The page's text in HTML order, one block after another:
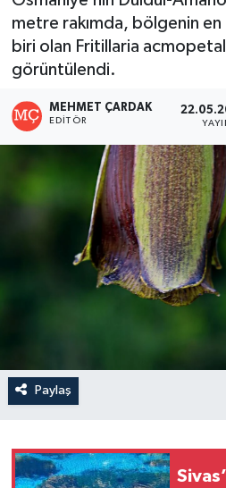
metre rakımda, bölgenin
biri olan Fritillaria
görüntülendi.
MEHMET ÇARDAK
EDITÖR
Paylaş